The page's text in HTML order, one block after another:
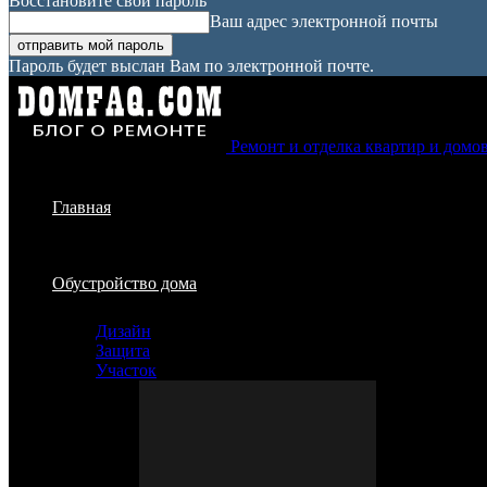
Ваш адрес электронной почты
Пароль будет выслан Вам по электронной почте.
Ремонт и отделка квартир и
Главная
Обустройство дома
Дизайн
Защита
Участок